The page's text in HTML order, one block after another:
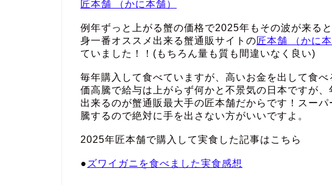
匠本舗 （かに本舗）
例年ずっと上がる蟹の価格で2025年もその波が来る
身一番オススメ出来る蟹通販サイトの匠本舗 （かに本
ていました！！(もちろん量も質も間違いなく良い)
毎年購入して食べていますが、高いお金を出して食
価高騰で給与は上がらず何かと不景気の日本ですが
出来るのが蟹通販最大手の匠本舗だからです！スー
騰するので絶対に手を出さない方がいいですよ。
2025年匠本舗で購入して実食した記事はこちら
● ズワイガニを食べました実食感想